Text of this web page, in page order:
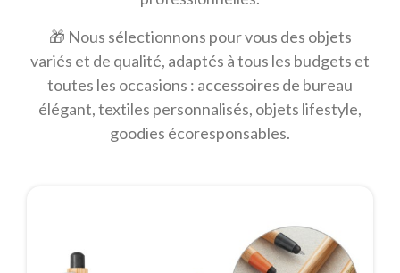
🎁 Nous sélectionnons pour vous des objets
variés et de qualité, adaptés à tous les budgets et
toutes les occasions : accessoires de bureau
élégant, textiles personnalisés, objets lifestyle,
goodies écoresponsables.